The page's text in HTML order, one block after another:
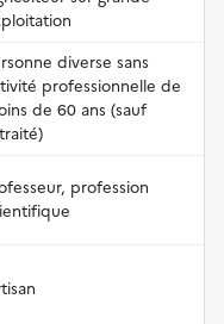
diverse sans
professionnelle de
de 60 ans (sauf
profession